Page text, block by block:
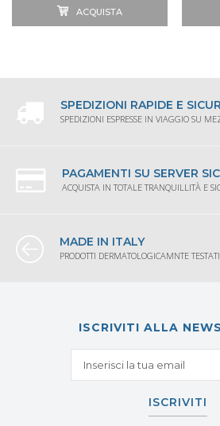
ACQUISTA
SPEDIZIONI RAPIDE E
SPEDIZIONI ESPRESSE IN VIAGGIO SU
PAGAMENTI SU SERVER
ACQUISTA IN TOTALE TRANQUILLITÀ E
MADE IN ITALY
PRODOTTI DERMATOLOGICAMNTE TESTATI.
ISCRIVITI ALLA
ISCRIVITI